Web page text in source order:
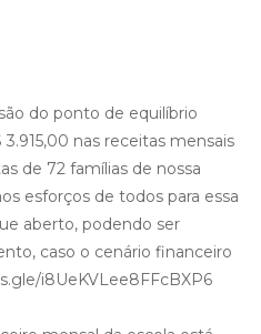
do ponto de equilíbrio
nas receitas mensais
de 72 famílias de nossa
esforços de todos para essa
aberto, podendo ser
caso o cenário financeiro
i8UeKVLee8FFcBXP6